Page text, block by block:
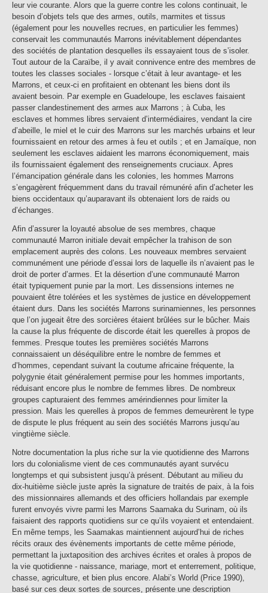
leur vie courante. Alors que la guerre contre les colons continuait, le
besoin d’objets tels que des armes, outils, marmites et tissus
(également pour les nouvelles recrues, en particulier les femmes)
conservait les communautés Marrons inévitablement dépendantes
des sociétés de plantation desquelles ils essayaient tous de s’isoler.
Tout autour de la Caraïbe, il y avait connivence entre des membres de
toutes les classes sociales - lorsque c’était à leur avantage- et les
Marrons, et ceux-ci en profitaient en obtenant les biens dont ils
avaient besoin. Par exemple en Guadeloupe, les esclaves faisaient
passer clandestinement des armes aux Marrons ; à Cuba, les
esclaves et hommes libres servaient d’intermédiaires, vendant la cire
d’abeille, le miel et le cuir des Marrons sur les marchés urbains et leur
fournissaient en retour des armes à feu et outils ; et en Jamaïque, non
seulement les esclaves aidaient les marrons économiquement, mais
ils fournissaient également des renseignements cruciaux. Apres
l’émancipation générale dans les colonies, les hommes Marrons
s’engagèrent fréquemment dans du travail rémunéré afin d’acheter les
biens occidentaux qu’auparavant ils obtenaient lors de raids ou
d’échanges.
Afin d’assurer la loyauté absolue de ses membres, chaque
communauté Marron initiale devait empêcher la trahison de son
emplacement auprès des colons. Les nouveaux membres servaient
communément une période d’essai lors de laquelle ils n’avaient pas le
droit de porter d’armes. Et la désertion d’une communauté Marron
était typiquement punie par la mort. Les dissensions internes ne
pouvaient être tolérées et les systèmes de justice en développement
étaient durs. Dans les sociétés Marrons surinamiennes, les personnes
que l’on jugeait être des sorcières étaient brûlées sur le bûcher. Mais
la cause la plus fréquente de discorde était les querelles à propos de
femmes. Presque toutes les premières sociétés Marrons
connaissaient un déséquilibre entre le nombre de femmes et
d’hommes, cependant suivant la coutume africaine fréquente, la
polygynie était généralement permise pour les hommes importants,
réduisant encore plus le nombre de femmes libres. De nombreux
groupes capturaient des femmes amérindiennes pour limiter la
pression. Mais les querelles à propos de femmes demeurèrent le type
de dispute le plus fréquent au sein des sociétés Marrons jusqu’au
vingtième siècle.
Notre documentation la plus riche sur la vie quotidienne des Marrons
lors du colonialisme vient de ces communautés ayant survécu
longtemps et qui subsistent jusqu’à présent. Débutant au milieu du
dix-huitième siècle juste après la signature de traités de paix, à la fois
des missionnaires allemands et des officiers hollandais par exemple
furent envoyés vivre parmi les Marrons Saamaka du Surinam, où ils
faisaient des rapports quotidiens sur ce qu’ils voyaient et entendaient.
En même temps, les Saamakas maintiennent aujourd’hui de riches
récits oraux des évènements importants de cette même période,
permettant la juxtaposition des archives écrites et orales à propos de
la vie quotidienne - naissance, mariage, mort et enterrement, politique,
chasse, agriculture, et bien plus encore. Alabi’s World (Price 1990),
basé sur ces deux sortes de sources, présente une description